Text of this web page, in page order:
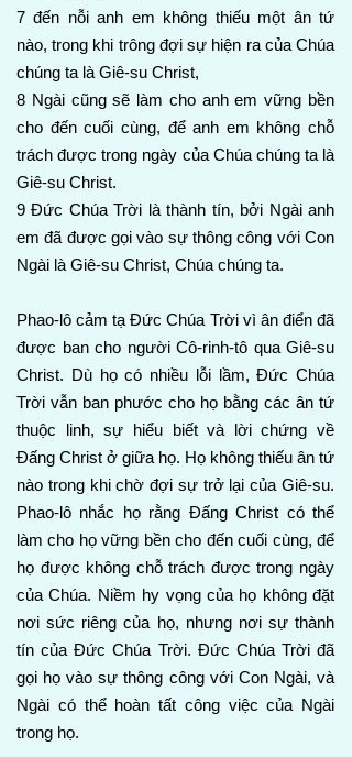
7 đến nỗi anh em không thiếu một ân tứ
nào, trong khi trông đợi sự hiện ra của Chúa
chúng ta là Giê-su Christ,
8 Ngài cũng sẽ làm cho anh em vững bền
cho đến cuối cùng, để anh em không chỗ
trách được trong ngày của Chúa chúng ta là
Giê-su Christ.
9 Đức Chúa Trời là thành tín, bởi Ngài anh
em đã được gọi vào sự thông công với Con
Ngài là Giê-su Christ, Chúa chúng ta.
Phao-lô cảm tạ Đức Chúa Trời vì ân điển đã
được ban cho người Cô-rinh-tô qua Giê-su
Christ. Dù họ có nhiều lỗi lầm, Đức Chúa
Trời vẫn ban phước cho họ bằng các ân tứ
thuộc linh, sự hiểu biết và lời chứng về
Đấng Christ ở giữa họ. Họ không thiếu ân tứ
nào trong khi chờ đợi sự trở lại của Giê-su.
Phao-lô nhắc họ rằng Đấng Christ có thể
làm cho họ vững bền cho đến cuối cùng, để
họ được không chỗ trách được trong ngày
của Chúa. Niềm hy vọng của họ không đặt
nơi sức riêng của họ, nhưng nơi sự thành
tín của Đức Chúa Trời. Đức Chúa Trời đã
gọi họ vào sự thông công với Con Ngài, và
Ngài có thể hoàn tất công việc của Ngài
trong họ.